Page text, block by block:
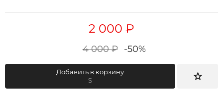
2 000 ₽
4 000 ₽ -50%
Добавить в корзину
S